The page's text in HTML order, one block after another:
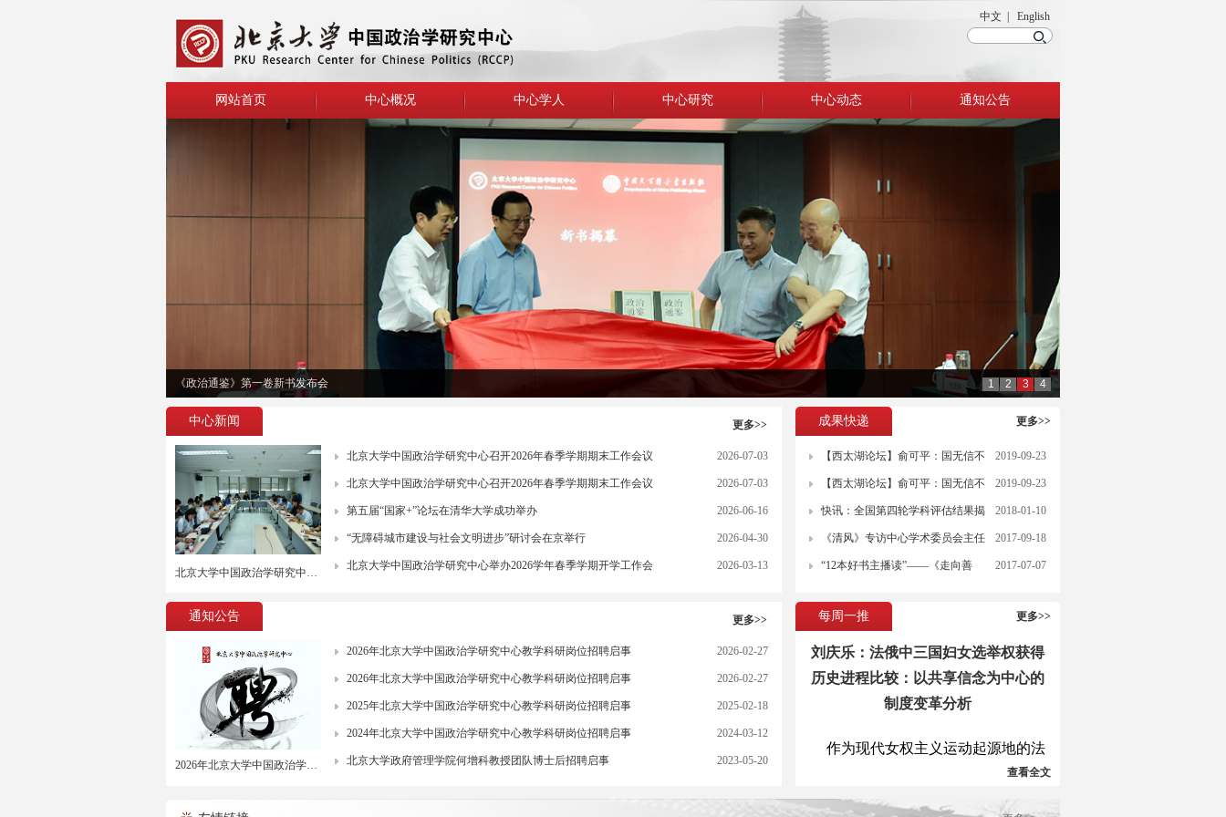
中文 | English
网站首页 中心概况 中心学人 中心研究 中心动态 通知公告
《政治通鉴》第一卷新书发布会 1 2 3 4
中心新闻 更多>>
北京大学中国政治学研究中心召开2026年春季学期期末工作会议
2026-07-03
北京大学中国政治学研究中心召开2026年春季学期期末工作会议
2026-07-03
北京大学中国政治学研究中心召开2026年春季学期期末工作会议
2026-06-16
第五届“国家+”论坛在清华大学成功举办
2026-04-30
“无障碍城市建设与社会文明进步”研讨会在京举行
2026-03-13
北京大学中国政治学研究中心举办2026学年春季学期开学工作会
成果快递 更多>>
2019-09-23
【西太湖论坛】俞可平：国无信不
立
2019-09-23
【西太湖论坛】俞可平：国无信不
立
2018-01-10
快讯：全国第四轮学科评估结果揭
晓 北大政治学再度执鼎
2017-09-18
《清风》专访中心学术委员会主任
何增科教授
2017-07-07
“12本好书主播读”——《走向善
通知公告 更多>>
2026年北京大学中国政治学研究中心教学科研岗位招聘启事
2026-02-27
2026年北京大学中国政治学研究中心教学科研岗位招聘启事
2026-02-27
2026年北京大学中国政治学研究中心教学科研岗位招聘启事
2025-02-18
2025年北京大学中国政治学研究中心教学科研岗位招聘启事
2024-03-12
2024年北京大学中国政治学研究中心教学科研岗位招聘启事
2023-05-20
北京大学政府管理学院何增科教授团队博士后招聘启事
每周一推 更多>>
刘庆乐：法俄中三国妇女选举权获得
历史进程比较：以共享信念为中心的
制度变革分析
作为现代女权主义运动起源地的法
国，其妇女获得选举权的时间却晚于
俄国与中国，针对这一有趣的历史现
查看全文